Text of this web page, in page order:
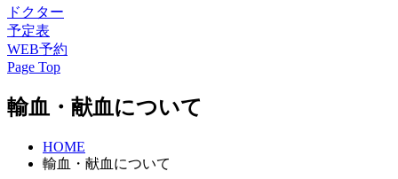
ドクター
予定表
WEB予約
Page Top
輸血・献血について
HOME
輸血・献血について